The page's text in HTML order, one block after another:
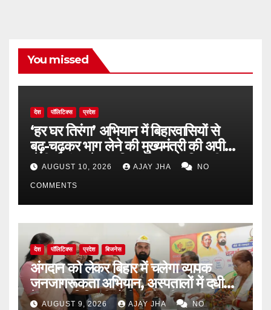
You missed
देश पॉलिटिक्स प्रदेश
‘हर घर तिरंगा’ अभियान में बिहारवासियों से
बढ़-चढ़कर भाग लेने की मुख्यमंत्री की अपील,
जेपी गोलंबर से कारगिल चौक तक निकली
भव्य तिरंगा यात्रा
AUGUST 10, 2026 AJAY JHA NO
COMMENTS
देश पॉलिटिक्स प्रदेश बिजनेस
अंगदान को लेकर बिहार में चलेगा व्यापक
जनजागरूकता अभियान, अस्पतालों में दधीचि
देहदान समिति की होगी भागीदारी
AUGUST 9, 2026 AJAY JHA NO